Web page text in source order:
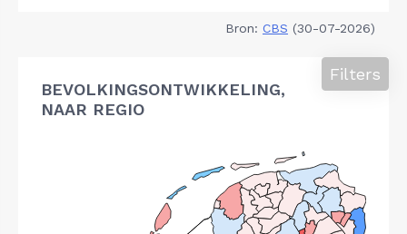
Bron: CBS (30-07-2026)
BEVOLKINGSONTWIKKELING,
NAAR REGIO
Filters